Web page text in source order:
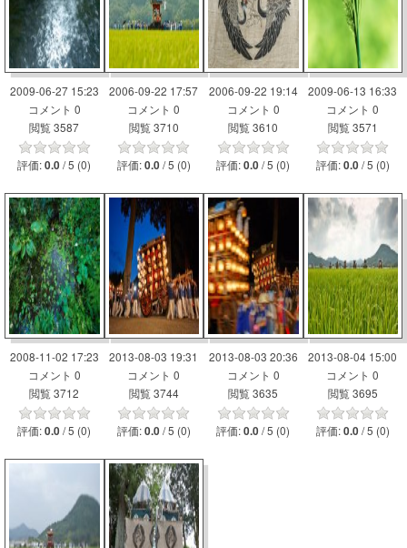
2009-06-27 15:23
コメント 0
閲覧 3587
評価:0.0 / 5 (0)
2006-09-22 17:57
コメント 0
閲覧 3710
評価:0.0 / 5 (0)
2006-09-22 19:14
コメント 0
閲覧 3610
評価:0.0 / 5 (0)
2009-06-13 16:33
コメント 0
閲覧 3571
評価:0.0 / 5 (0)
2008-11-02 17:23
コメント 0
閲覧 3712
評価:0.0 / 5 (0)
2013-08-03 19:31
コメント 0
閲覧 3744
評価:0.0 / 5 (0)
2013-08-03 20:36
コメント 0
閲覧 3635
評価:0.0 / 5 (0)
2013-08-04 15:00
コメント 0
閲覧 3695
評価:0.0 / 5 (0)